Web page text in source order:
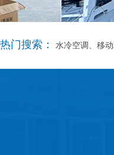
热门搜索： 水冷空调、移